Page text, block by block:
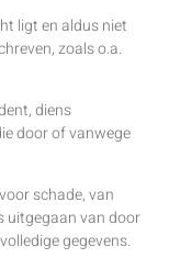
ligt en aldus niet
zoals o.a.
diens
door of vanwege
schade, van
uitgegaan van door
gegevens.